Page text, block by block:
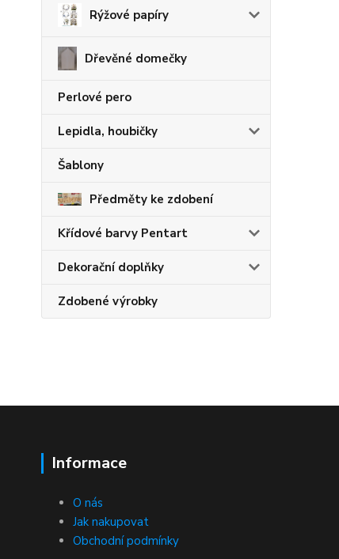
Rýžové papíry
Dřevěné domečky
Perlové pero
Lepidla, houbičky
Šablony
Předměty ke zdobení
Křídové barvy Pentart
Dekorační doplňky
Zdobené výrobky
Informace
O nás
Jak nakupovat
Obchodní podmínky